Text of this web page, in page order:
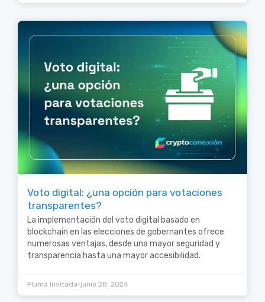
Voto digital: ¿una opción para votaciones
transparentes?
La implementación del voto digital basado en
blockchain en las elecciones de gobernantes ofrece
numerosas ventajas, desde una mayor seguridad y
transparencia hasta una mayor accesibilidad.
Pluma Invitada•junio 28, 2024